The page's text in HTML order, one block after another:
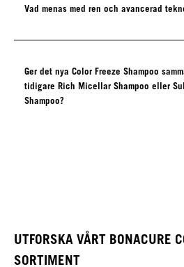
Vad menas med ren och avancerad
Ger det nya Color Freeze Shampoo
tidigare Rich Micellar Shampoo eller
Shampoo?
UTFORSKA VÅRT BONACURE
SORTIMENT